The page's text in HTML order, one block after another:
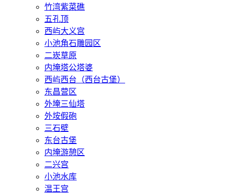
竹湾紫菜礁
五孔顶
西屿大义宫
小池角石雕园区
二崁草原
内埯塔公塔婆
西屿西台（西台古堡）
东昌营区
外埯三仙塔
外垵假砲
三石壁
东台古堡
内埯游憩区
二兴宫
小池水库
温王宫